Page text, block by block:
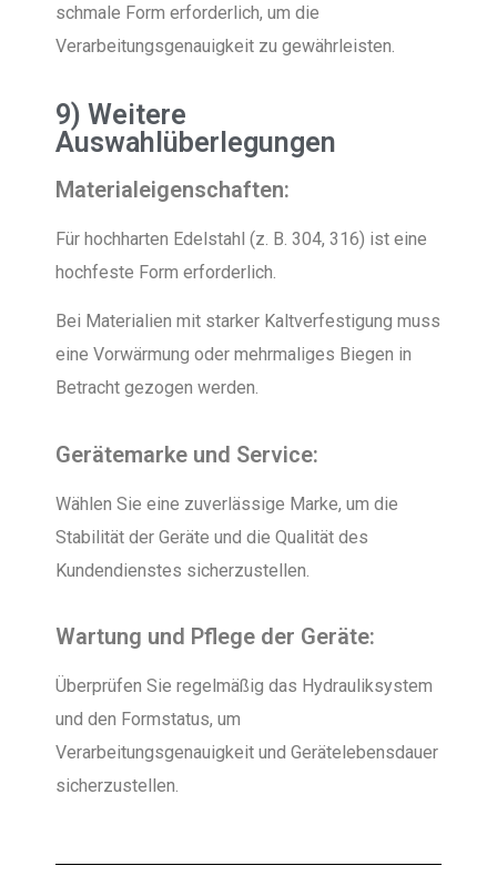
schmale Form erforderlich, um die
Verarbeitungsgenauigkeit zu gewährleisten.
9) Weitere
Auswahlüberlegungen
Materialeigenschaften:
Für hochharten Edelstahl (z. B. 304, 316) ist eine
hochfeste Form erforderlich.
Bei Materialien mit starker Kaltverfestigung muss
eine Vorwärmung oder mehrmaliges Biegen in
Betracht gezogen werden.
Gerätemarke und Service:
Wählen Sie eine zuverlässige Marke, um die
Stabilität der Geräte und die Qualität des
Kundendienstes sicherzustellen.
Wartung und Pflege der Geräte:
Überprüfen Sie regelmäßig das Hydrauliksystem
und den Formstatus, um
Verarbeitungsgenauigkeit und Gerätelebensdauer
sicherzustellen.